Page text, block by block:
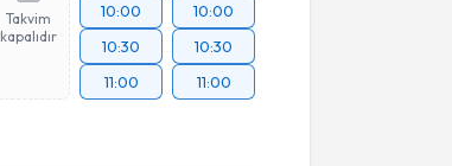
Takvim
kapalıdır
10:00
10:30
11:00
10:00
10:30
11:00